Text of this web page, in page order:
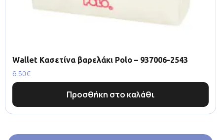
Wallet Κασετίνα βαρελάκι Polo – 937006-2543
6.50€
Προσθήκη στο καλάθι